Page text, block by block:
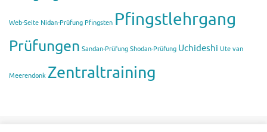
Web-Seite Nidan-Prüfung Pfingsten Pfingstlehrgang
Prüfungen Sandan-Prüfung Shodan-Prüfung Uchideshi Ute van
Meerendonk Zentraltraining